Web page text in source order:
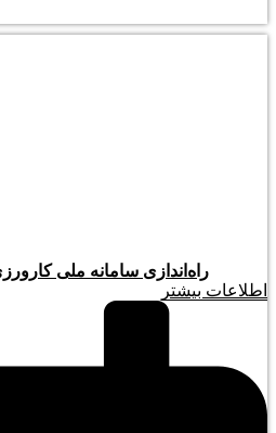
راه‌اندازی سامانه ملی
اطلاعات بیشتر